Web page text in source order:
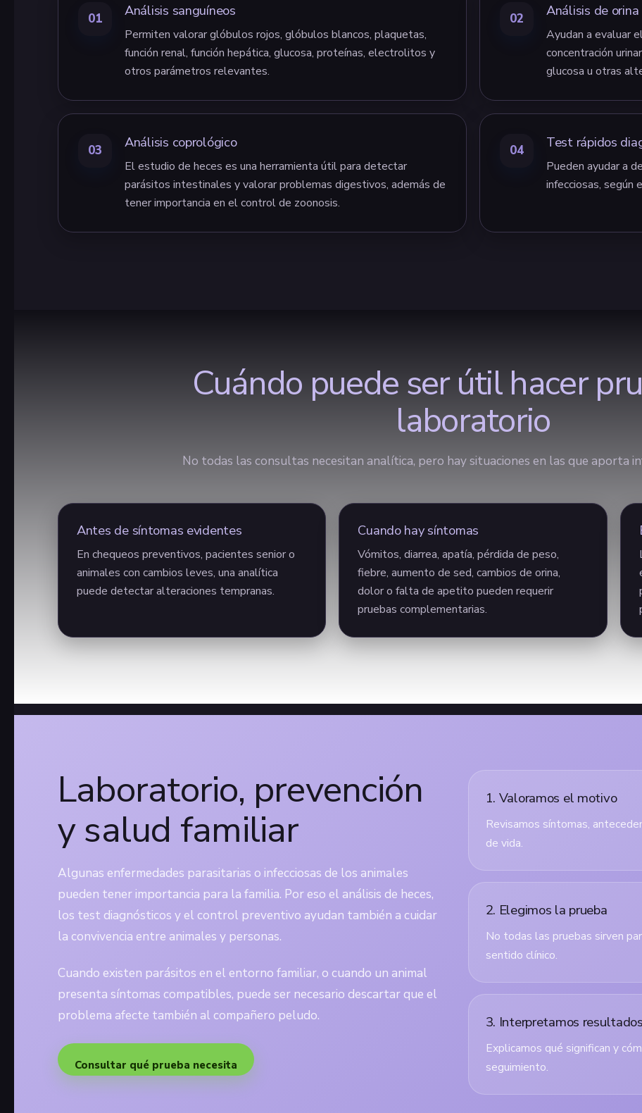
01 Análisis sanguíneos
Permiten valorar glóbulos rojos, glóbulos blancos, plaquetas,
función renal, función hepática, glucosa, proteínas, electrolitos y
otros parámetros relevantes.
02 Análisis de orina
Ayudan a evaluar
concentración
glucosa u otras
03 Análisis coprológico
El estudio de heces es una herramienta útil para detectar
parásitos intestinales y valorar problemas digestivos, además de
tener importancia en el control de zoonosis.
04 Test rápidos
Pueden ayudar a
infecciosas, según
Cuándo puede ser útil hacer
laboratorio
No todas las consultas necesitan analítica, pero hay situaciones en las que aporta
Antes de síntomas evidentes
En chequeos preventivos, pacientes senior o
animales con cambios leves, una analítica
puede detectar alteraciones tempranas.
Cuando hay síntomas
Vómitos, diarrea, apatía, pérdida de peso,
fiebre, aumento de sed, cambios de orina,
dolor o falta de apetito pueden requerir
pruebas complementarias.
Laboratorio, prevención
y salud familiar
Algunas enfermedades parasitarias o infecciosas de los animales
pueden tener importancia para la familia. Por eso el análisis de heces,
los test diagnósticos y el control preventivo ayudan también a cuidar
la convivencia entre animales y personas.
Cuando existen parásitos en el entorno familiar, o cuando un animal
presenta síntomas compatibles, puede ser necesario descartar que el
problema afecte también al compañero peludo.
Consultar qué prueba necesita
1. Valoramos el motivo
Revisamos síntomas,
de vida.
2. Elegimos la prueba
No todas las pruebas sirven
sentido clínico.
3. Interpretamos resultados
Explicamos qué significan y
seguimiento.